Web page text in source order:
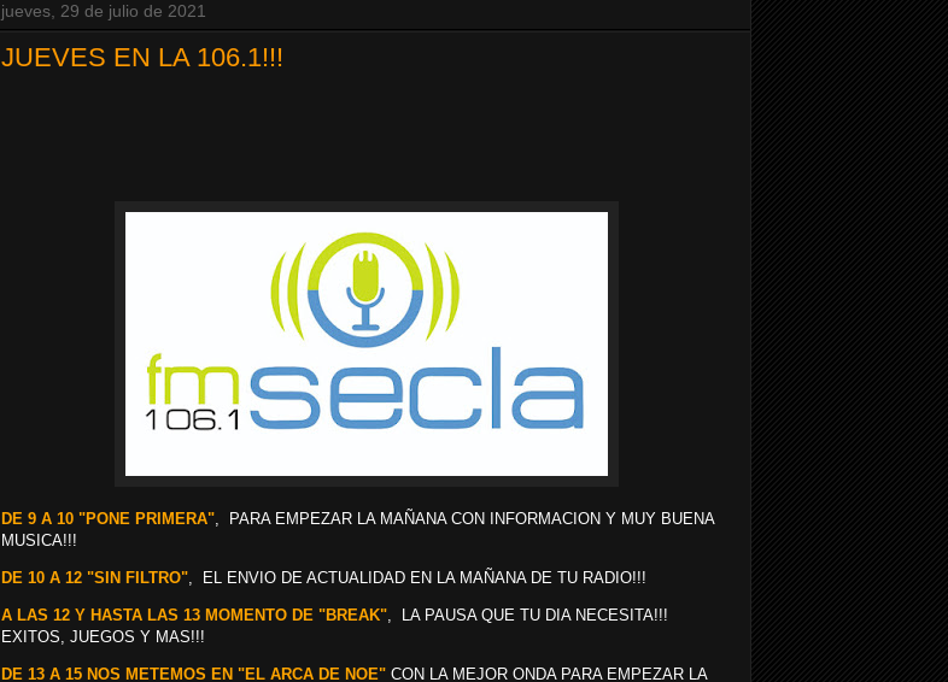
jueves, 29 de julio de 2021
JUEVES EN LA 106.1!!!
DE 9 A 10 "PONE PRIMERA", PARA EMPEZAR LA MAÑANA CON INFORMACION Y MUY BUENA
MUSICA!!!
DE 10 A 12 "SIN FILTRO", EL ENVIO DE ACTUALIDAD EN LA MAÑANA DE TU RADIO!!!
A LAS 12 Y HASTA LAS 13 MOMENTO DE "BREAK", LA PAUSA QUE TU DIA NECESITA!!!
EXITOS, JUEGOS Y MAS!!!
DE 13 A 15 NOS METEMOS EN "EL ARCA DE NOE" CON LA MEJOR ONDA PARA EMPEZAR LA